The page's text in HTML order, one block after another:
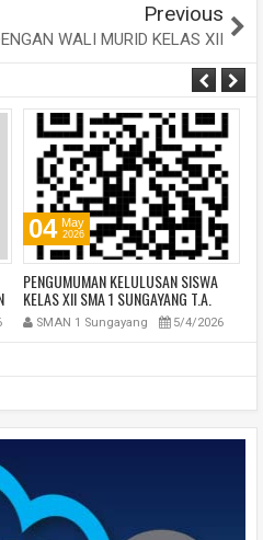
Previous
WALI MURID KELAS XII
04 May
2026
PENGUMUMAN KELULUSAN SISWA
KELAS XII SMA 1 SUNGAYANG T.A.
2025/2026
SMAN 1 Sungayang 5/4/2026